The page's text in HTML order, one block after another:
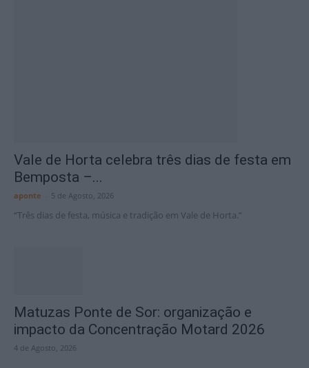
Vale de Horta celebra três dias de festa em
Bemposta –...
aponte 5 de Agosto, 2026
“Três dias de festa, música e tradição em Vale de Horta.”
Matuzas Ponte de Sor: organização e
impacto da Concentração Motard 2026
4 de Agosto, 2026